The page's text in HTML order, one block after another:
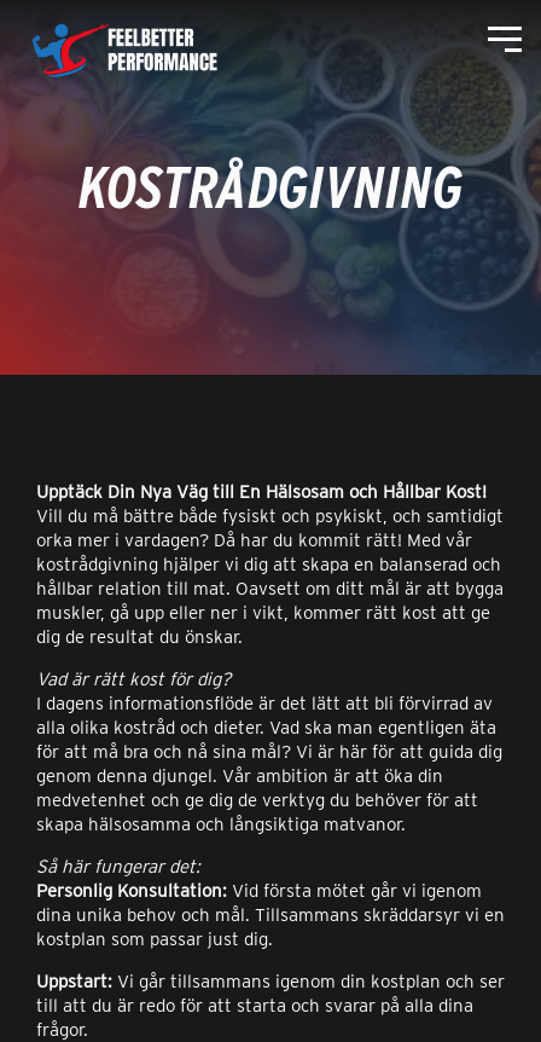
KOSTRÅDGIVNING
Upptäck Din Nya Väg till En Hälsosam och Hållbar Kost!
Vill du må bättre både fysiskt och psykiskt, och samtidigt
orka mer i vardagen? Då har du kommit rätt! Med vår
kostrådgivning hjälper vi dig att skapa en balanserad och
hållbar relation till mat. Oavsett om ditt mål är att bygga
muskler, gå upp eller ner i vikt, kommer rätt kost att ge
dig de resultat du önskar.
Vad är rätt kost för dig?
I dagens informationsflöde är det lätt att bli förvirrad av
alla olika kostråd och dieter. Vad ska man egentligen äta
för att må bra och nå sina mål? Vi är här för att guida dig
genom denna djungel. Vår ambition är att öka din
medvetenhet och ge dig de verktyg du behöver för att
skapa hälsosamma och långsiktiga matvanor.
Så här fungerar det:
Personlig Konsultation: Vid första mötet går vi igenom
dina unika behov och mål. Tillsammans skräddarsyr vi en
kostplan som passar just dig.
Uppstart: Vi går tillsammans igenom din kostplan och ser
till att du är redo för att starta och svarar på alla dina
frågor.